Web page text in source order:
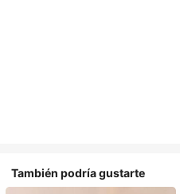
También podría gustarte